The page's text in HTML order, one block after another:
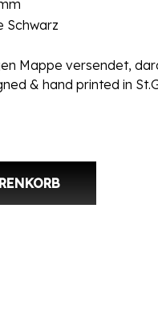
Schwarz
Mappe versendet,
& hand printed in